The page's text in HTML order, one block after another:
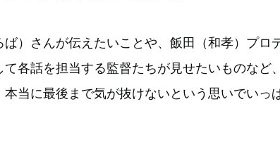
）さんが伝えたいことや、飯田（和孝）プロ
各話を担当する監督たちが見せたいものなど、
当に最後まで気が抜けないという思いでいっ